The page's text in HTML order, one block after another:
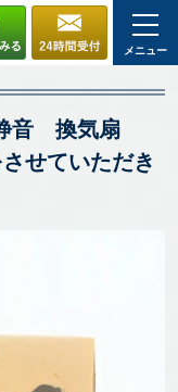
メニュー
音 換気扇
せていただき